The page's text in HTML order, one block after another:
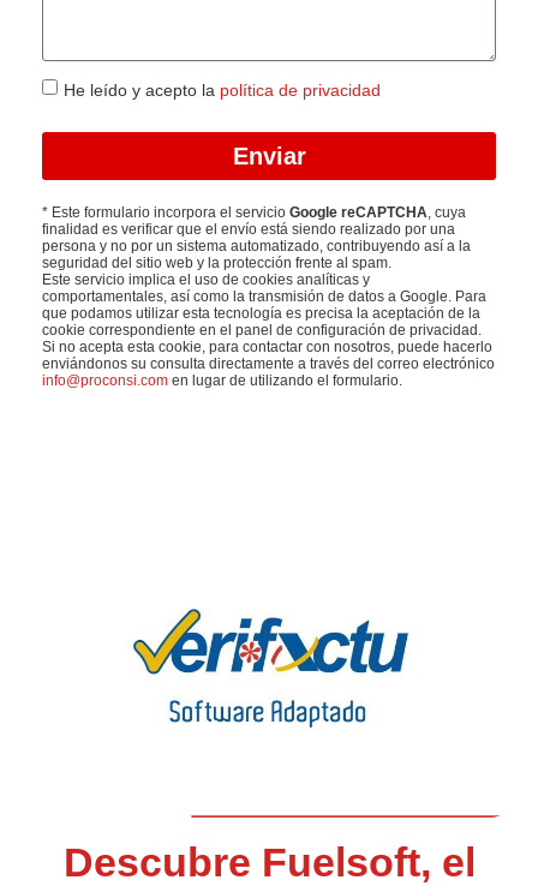
He leído y acepto la política de privacidad
Enviar
* Este formulario incorpora el servicio Google reCAPTCHA, cuya
finalidad es verificar que el envío está siendo realizado por una
persona y no por un sistema automatizado, contribuyendo así a la
seguridad del sitio web y la protección frente al spam.
Este servicio implica el uso de cookies analíticas y
comportamentales, así como la transmisión de datos a Google. Para
que podamos utilizar esta tecnología es precisa la aceptación de la
cookie correspondiente en el panel de configuración de privacidad.
Si no acepta esta cookie, para contactar con nosotros, puede hacerlo
enviándonos su consulta directamente a través del correo electrónico
info@proconsi.com en lugar de utilizando el formulario.
Descubre Fuelsoft, el